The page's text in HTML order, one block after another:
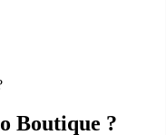
Boutique ?